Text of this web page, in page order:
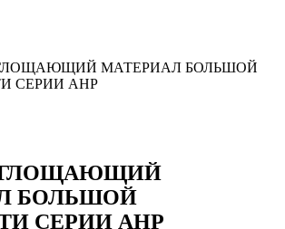
МАТЕРИАЛ БОЛЬШОЙ
СЕРИИ AHP
БОЛЬШОЙ
СЕРИИ AHP